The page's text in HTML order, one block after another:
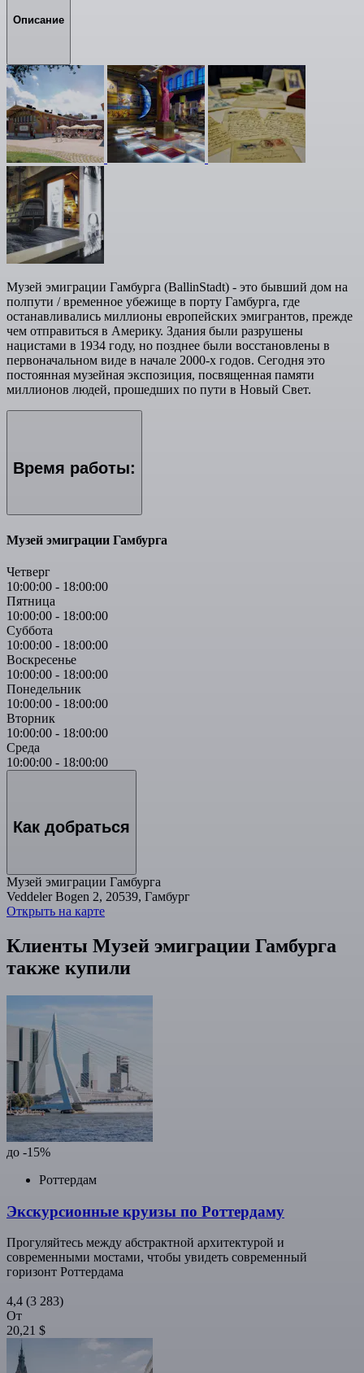
Описание
Музей эмиграции Гамбурга (BallinStadt) - это бывший дом на
полпути / временное убежище в порту Гамбурга, где
останавливались миллионы европейских эмигрантов, прежде
чем отправиться в Америку. Здания были разрушены
нацистами в 1934 году, но позднее были восстановлены в
первоначальном виде в начале 2000-х годов. Сегодня это
постоянная музейная экспозиция, посвященная памяти
миллионов людей, прошедших по пути в Новый Свет.
Время работы:
Музей эмиграции Гамбурга
Четверг
10:00:00 - 18:00:00
Пятница
10:00:00 - 18:00:00
Суббота
10:00:00 - 18:00:00
Воскресенье
10:00:00 - 18:00:00
Понедельник
10:00:00 - 18:00:00
Вторник
10:00:00 - 18:00:00
Среда
10:00:00 - 18:00:00
Как добраться
Музей эмиграции Гамбурга
Veddeler Bogen 2, 20539, Гамбург
Открыть на карте
Клиенты Музей эмиграции Гамбурга
также купили
до -15%
Роттердам
Экскурсионные круизы по Роттердаму
Прогуляйтесь между абстрактной архитектурой и
современными мостами, чтобы увидеть современный
горизонт Роттердама
4,4 (3 283)
От
20,21 $